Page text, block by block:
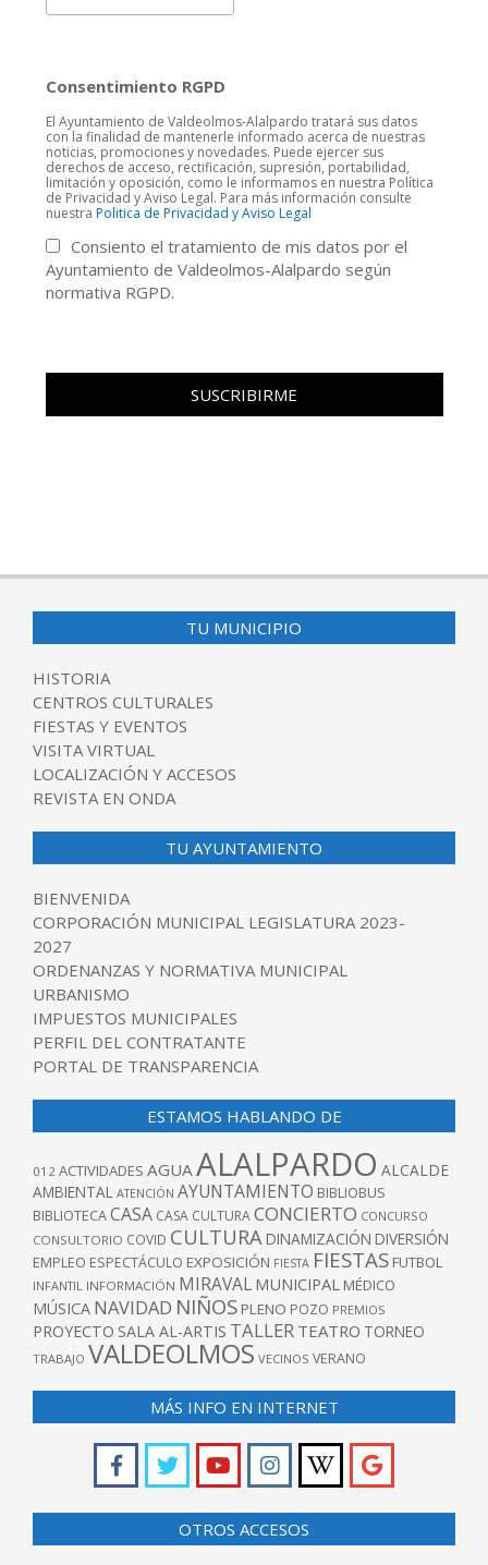
Consentimiento RGPD
El Ayuntamiento de Valdeolmos-Alalpardo tratará sus datos
con la finalidad de mantenerle informado acerca de nuestras
noticias, promociones y novedades. Puede ejercer sus
derechos de acceso, rectificación, supresión, portabilidad,
limitación y oposición, como le informamos en nuestra Política
de Privacidad y Aviso Legal. Para más información consulte
nuestra Politica de Privacidad y Aviso Legal
Consiento el tratamiento de mis datos por el
Ayuntamiento de Valdeolmos-Alalpardo según
normativa RGPD.
TU MUNICIPIO
HISTORIA
CENTROS CULTURALES
FIESTAS Y EVENTOS
VISITA VIRTUAL
LOCALIZACIÓN Y ACCESOS
REVISTA EN ONDA
TU AYUNTAMIENTO
BIENVENIDA
CORPORACIÓN MUNICIPAL LEGISLATURA 2023-
2027
ORDENANZAS Y NORMATIVA MUNICIPAL
URBANISMO
IMPUESTOS MUNICIPALES
PERFIL DEL CONTRATANTE
PORTAL DE TRANSPARENCIA
ESTAMOS HABLANDO DE
012 ACTIVIDADES AGUAALALPARDO ALCALDE
AMBIENTAL ATENCIÓN AYUNTAMIENTO BIBLIOBUS
BIBLIOTECACASA CASA CULTURACONCIERTO CONCURSO
CONSULTORIO COVID CULTURA DINAMIZACIÓN DIVERSIÓN
EMPLEO ESPECTÁCULO EXPOSICIÓN FIESTA FIESTAS FUTBOL
INFANTIL INFORMACIÓN MIRAVAL MUNICIPAL MÉDICO
MÚSICA NAVIDAD NIÑOS PLENO POZO PREMIOS
PROYECTO SALA AL-ARTIS TALLER TEATRO TORNEO
TRABAJO VALDEOLMOS VECINOS VERANO
MÁS INFO EN INTERNET
OTROS ACCESOS